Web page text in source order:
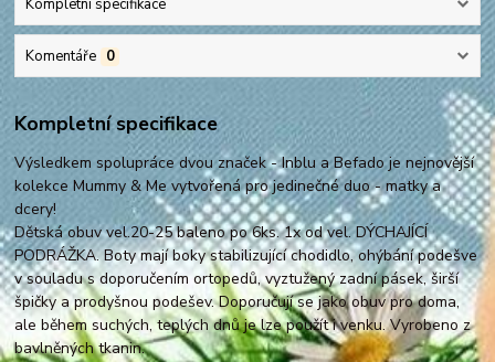
Kompletní specifikace
Komentáře 0
Kompletní specifikace
Výsledkem spolupráce dvou značek - Inblu a Befado je nejnovější
kolekce Mummy & Me vytvořená pro jedinečné duo - matky a
dcery!
Dětská obuv vel.20-25 baleno po 6ks. 1x od vel. DÝCHAJÍCÍ
PODRÁŽKA. Boty mají boky stabilizující chodidlo, ohýbání podešve
v souladu s doporučením ortopedů, vyztužený zadní pásek, širší
špičky a prodyšnou podešev. Doporučují se jako obuv pro doma,
ale během suchých, teplých dnů je lze použít i venku. Vyrobeno z
bavlněných tkanin.